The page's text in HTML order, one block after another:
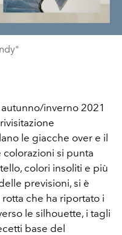
inverno 2021
le giacche over e il
si punta
colori insoliti e più
previsioni, si è
che ha riportato i
le silhouette, i tagli
base del